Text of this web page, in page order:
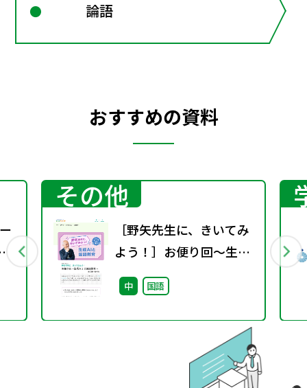
論語
おすすめの資料
その他
［野矢先生に、きいてみ
よう！］お便り回～生成
ＡＩと国語教育～
中 国語